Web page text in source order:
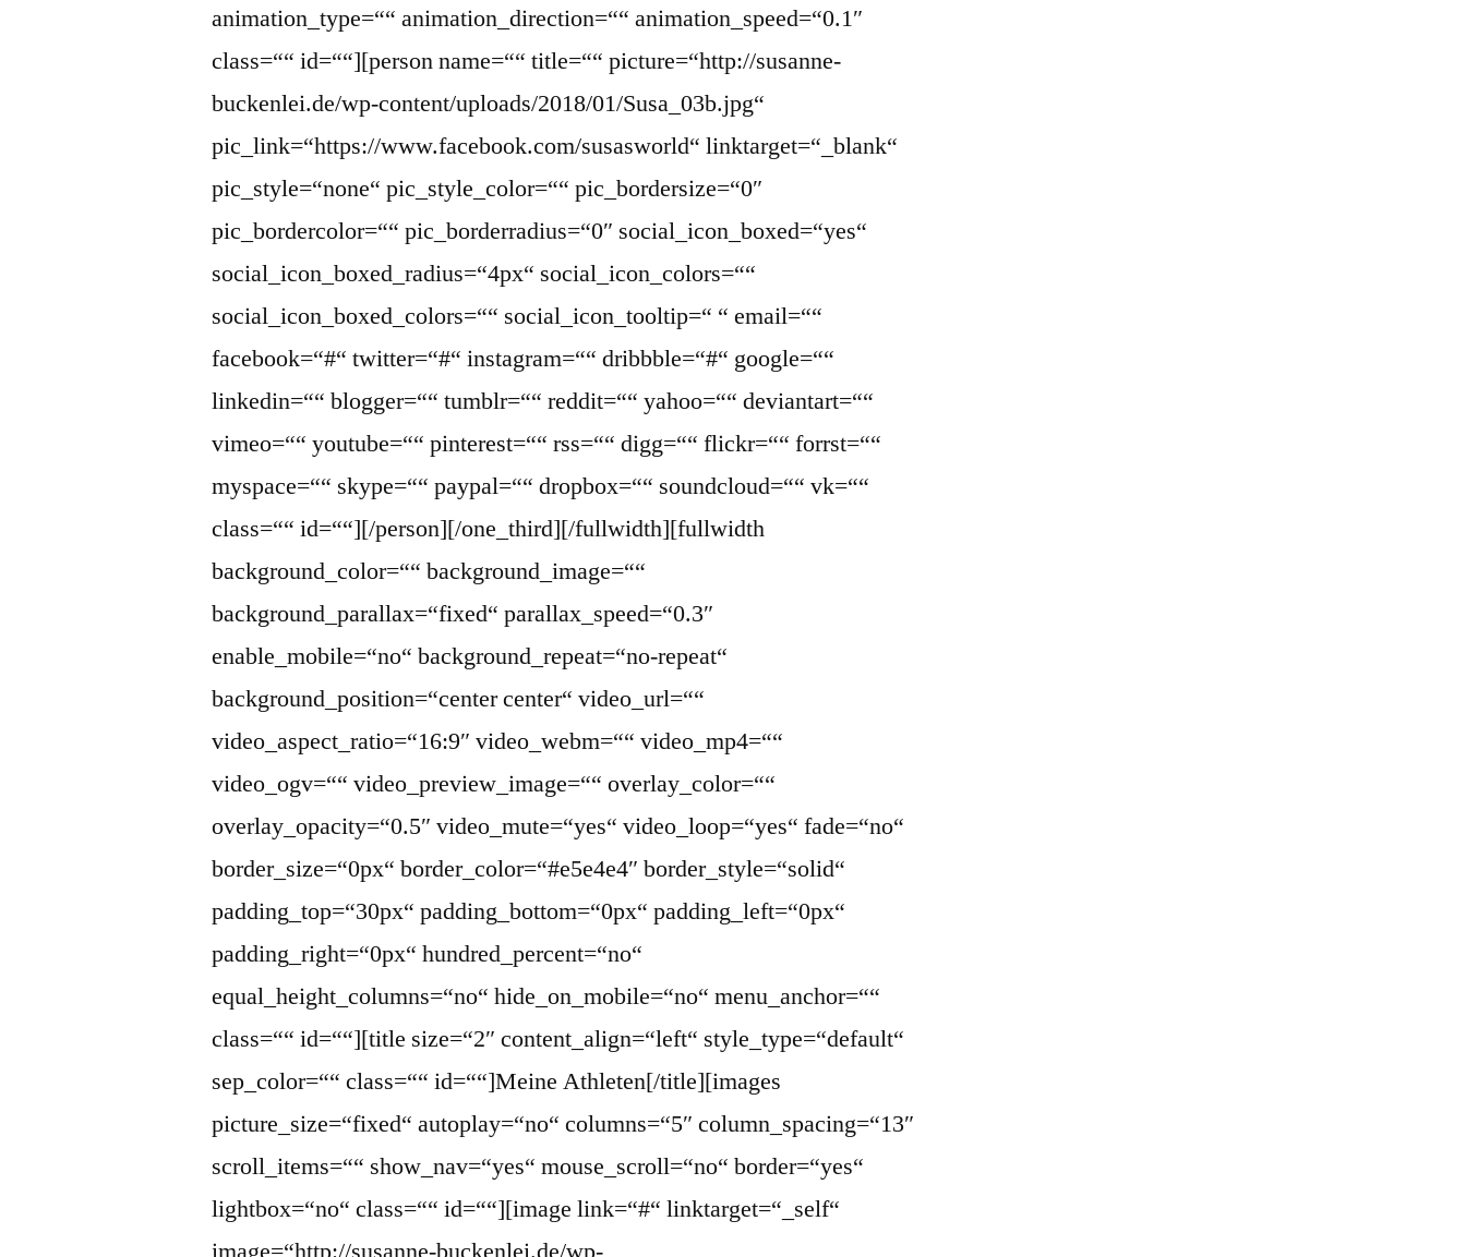
animation_type=““ animation_direction=““ animation_speed=“0.1″
class=““ id=““][person name=““ title=““ picture=“http://susanne-
buckenlei.de/wp-content/uploads/2018/01/Susa_03b.jpg“
pic_link=“https://www.facebook.com/susasworld“ linktarget=“_blank“
pic_style=“none“ pic_style_color=““ pic_bordersize=“0″
pic_bordercolor=““ pic_borderradius=“0″ social_icon_boxed=“yes“
social_icon_boxed_radius=“4px“ social_icon_colors=““
social_icon_boxed_colors=““ social_icon_tooltip=“ “ email=““
facebook=“#“ twitter=“#“ instagram=““ dribbble=“#“ google=““
linkedin=““ blogger=““ tumblr=““ reddit=““ yahoo=““ deviantart=““
vimeo=““ youtube=““ pinterest=““ rss=““ digg=““ flickr=““ forrst=““
myspace=““ skype=““ paypal=““ dropbox=““ soundcloud=““ vk=““
class=““ id=““][/person][/one_third][/fullwidth][fullwidth
background_color=““ background_image=““
background_parallax=“fixed“ parallax_speed=“0.3″
enable_mobile=“no“ background_repeat=“no-repeat“
background_position=“center center“ video_url=““
video_aspect_ratio=“16:9″ video_webm=““ video_mp4=““
video_ogv=““ video_preview_image=““ overlay_color=““
overlay_opacity=“0.5″ video_mute=“yes“ video_loop=“yes“ fade=“no“
border_size=“0px“ border_color=“#e5e4e4″ border_style=“solid“
padding_top=“30px“ padding_bottom=“0px“ padding_left=“0px“
padding_right=“0px“ hundred_percent=“no“
equal_height_columns=“no“ hide_on_mobile=“no“ menu_anchor=““
class=““ id=““][title size=“2″ content_align=“left“ style_type=“default“
sep_color=““ class=““ id=““]Meine Athleten[/title][images
picture_size=“fixed“ autoplay=“no“ columns=“5″ column_spacing=“13″
scroll_items=““ show_nav=“yes“ mouse_scroll=“no“ border=“yes“
lightbox=“no“ class=““ id=““][image link=“#“ linktarget=“_self“